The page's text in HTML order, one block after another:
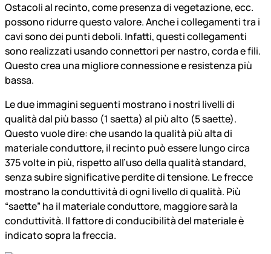
Ostacoli al recinto, come presenza di vegetazione, ecc.
possono ridurre questo valore. Anche i collegamenti tra i
cavi sono dei punti deboli. Infatti, questi collegamenti
sono realizzati usando connettori per nastro, corda e fili.
Questo crea una migliore connessione e resistenza più
bassa.
Le due immagini seguenti mostrano i nostri livelli di
qualità dal più basso (1 saetta) al più alto (5 saette).
Questo vuole dire: che usando la qualità più alta di
materiale conduttore, il recinto può essere lungo circa
375 volte in più, rispetto all’uso della qualità standard,
senza subire significative perdite di tensione. Le frecce
mostrano la conduttività di ogni livello di qualità. Più
“saette” ha il materiale conduttore, maggiore sarà la
conduttività. Il fattore di conducibilità del materiale è
indicato sopra la freccia.